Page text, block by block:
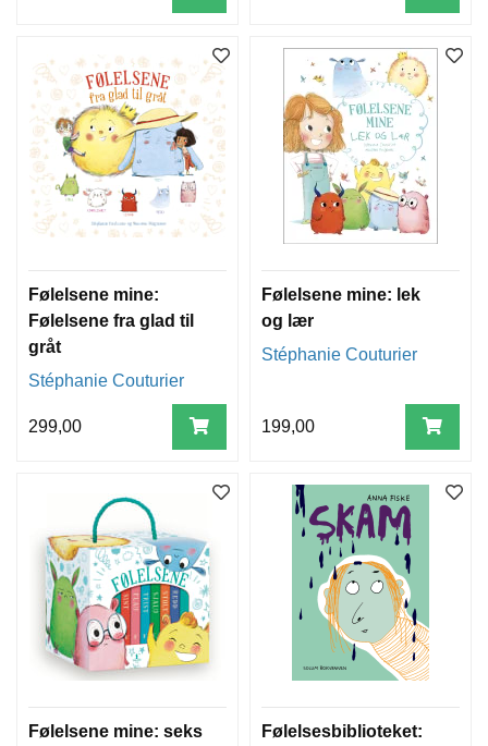
Følelsene mine:
Følelsene fra glad til
gråt
Stéphanie Couturier
299,00
Følelsene mine: lek
og lær
Stéphanie Couturier
199,00
Følelsene mine: seks
Følelsesbiblioteket: